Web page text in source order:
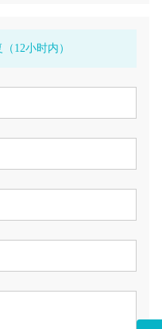
12小时内）